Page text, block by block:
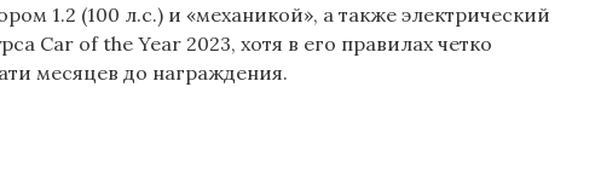
1.2 (100 л.с.) и «механикой», а также электрический
Car of the Year 2023, хотя в его правилах четко
месяцев до награждения.